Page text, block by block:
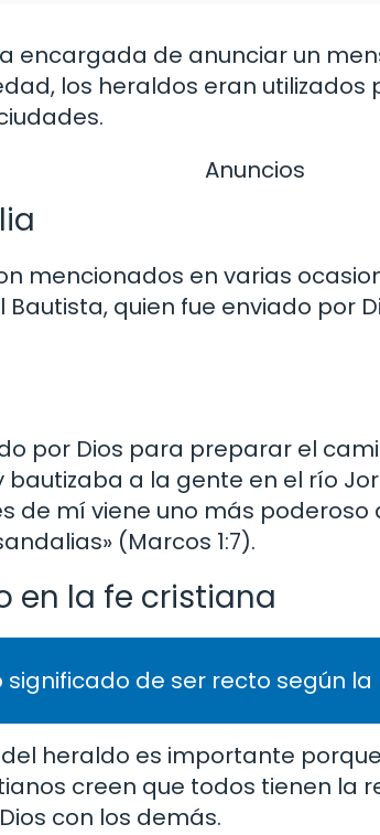
encargada de anunciar un
los heraldos eran
Anuncios
mencionados en varias
Bautista, quien fue enviado por
por Dios para preparar el
a la gente en el río
de mí viene uno más
(Marcos 1:7).
en la fe cristiana
significado de ser recto según la
heraldo es importante
creen que todos tienen
con los demás.